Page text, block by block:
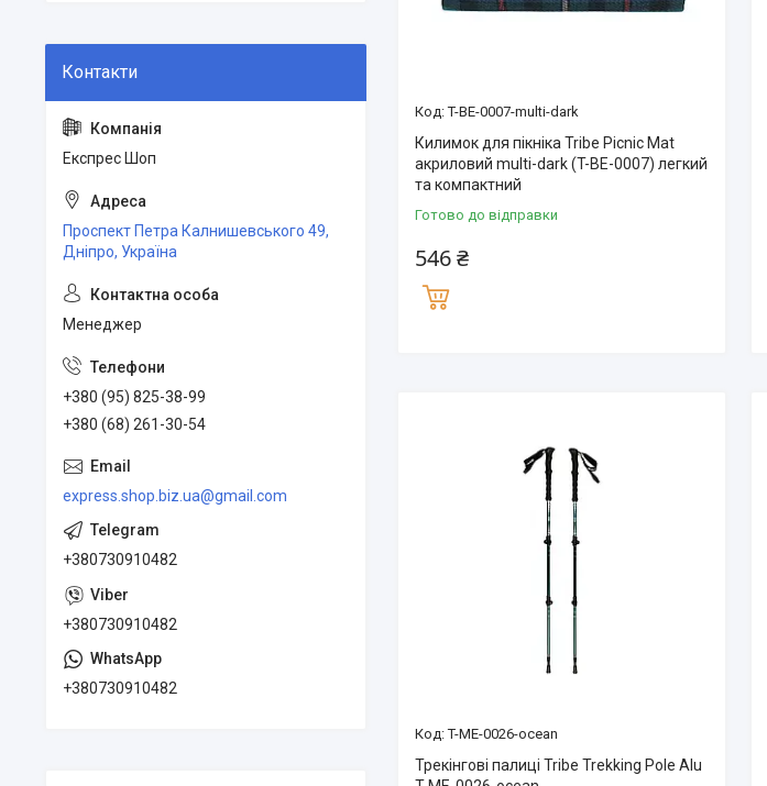
T-BE-0007-multi-dark
Килимок для пікніка Tribe Picnic Mat
акриловий multi-dark (T-BE-0007) легкий
та компактний
Готово до відправки
546 ₴
T-ME-0026-ocean
Трекінгові палиці Tribe Trekking Pole Alu
Експрес Шоп
Проспект Петра Калнишевського 49,
Дніпро, Україна
Менеджер
+380 (95) 825-38-99
+380 (68) 261-30-54
express.shop.biz.ua@gmail.com
+380730910482
+380730910482
+380730910482